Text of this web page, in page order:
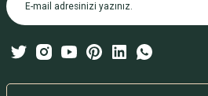
Ürün bilgilerinde hatalar bulunuyor.
Bu ürüne benzer farklı alternatifler